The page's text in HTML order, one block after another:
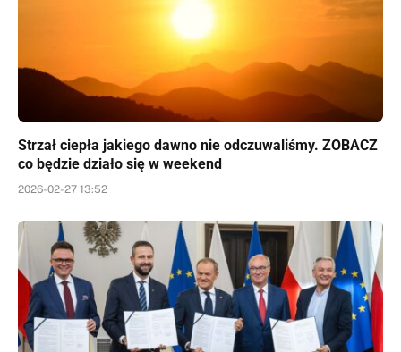
Strzał ciepła jakiego dawno nie odczuwaliśmy. ZOBACZ
co będzie działo się w weekend
2026-02-27 13:52